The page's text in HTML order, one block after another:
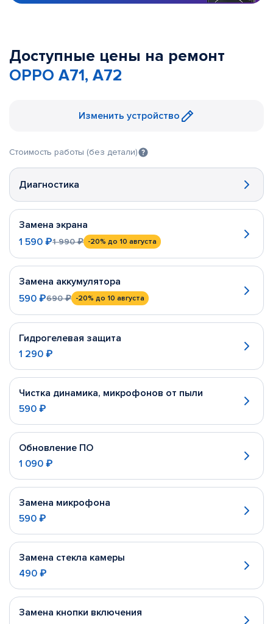
Доступные цены на ремонт
OPPO A71, A72
Изменить устройство
Стоимость работы (без детали)
Диагностика
Замена экрана
1 590 ₽1 990 ₽ -20% до 10 августа
Замена аккумулятора
590 ₽690 ₽ -20% до 10 августа
Гидрогелевая защита
1 290 ₽
Чистка динамика, микрофонов от пыли
590 ₽
Обновление ПО
1 090 ₽
Замена микрофона
590 ₽
Замена стекла камеры
490 ₽
Замена кнопки включения